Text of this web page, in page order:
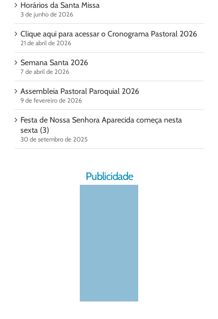
Horários da Santa Missa
3 de junho de 2026
Clique aqui para acessar o Cronograma Pastoral 2026
21 de abril de 2026
Semana Santa 2026
7 de abril de 2026
Assembleia Pastoral Paroquial 2026
9 de fevereiro de 2026
Festa de Nossa Senhora Aparecida começa nesta
sexta (3)
30 de setembro de 2025
Publicidade